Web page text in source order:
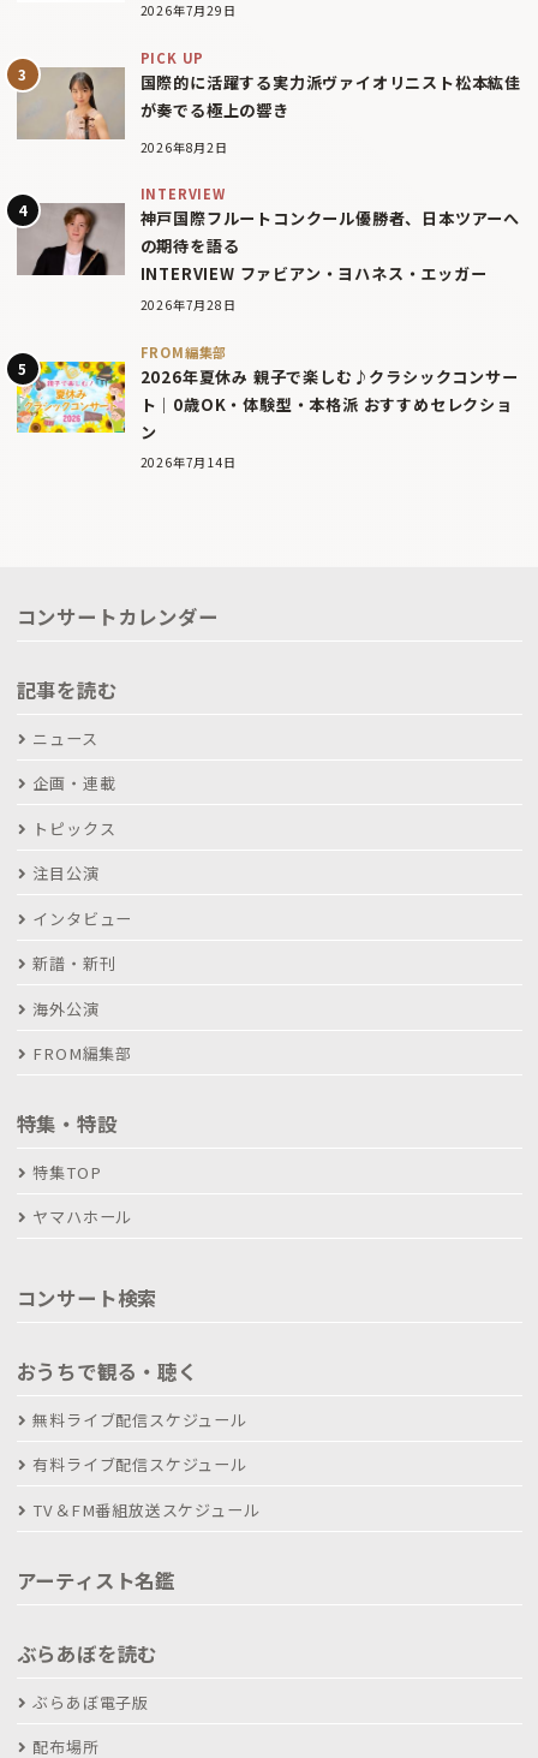
2026年7月29日
PICK UP
国際的に活躍する実力派ヴァイオリニスト松本紘佳
が奏でる極上の響き
2026年8月2日
INTERVIEW
神戸国際フルートコンクール優勝者、日本ツアーへ
の期待を語る
INTERVIEW ファビアン・ヨハネス・エッガー
2026年7月28日
FROM編集部
2026年夏休み 親子で楽しむ♪クラシックコンサー
ト｜0歳OK・体験型・本格派 おすすめセレクショ
ン
2026年7月14日
コンサートカレンダー
記事を読む
ニュース
企画・連載
トピックス
注目公演
インタビュー
新譜・新刊
海外公演
FROM編集部
特集・特設
特集TOP
ヤマハホール
コンサート検索
おうちで観る・聴く
無料ライブ配信スケジュール
有料ライブ配信スケジュール
TV＆FM番組放送スケジュール
アーティスト名鑑
ぶらあぼを読む
ぶらあぼ電子版
配布場所